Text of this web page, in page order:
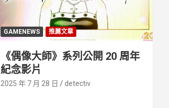
GAMENEWS 推薦文章
《偶像大師》系列公開 20 周年
紀念影片
2025 年 7 月 28 日 detectiv